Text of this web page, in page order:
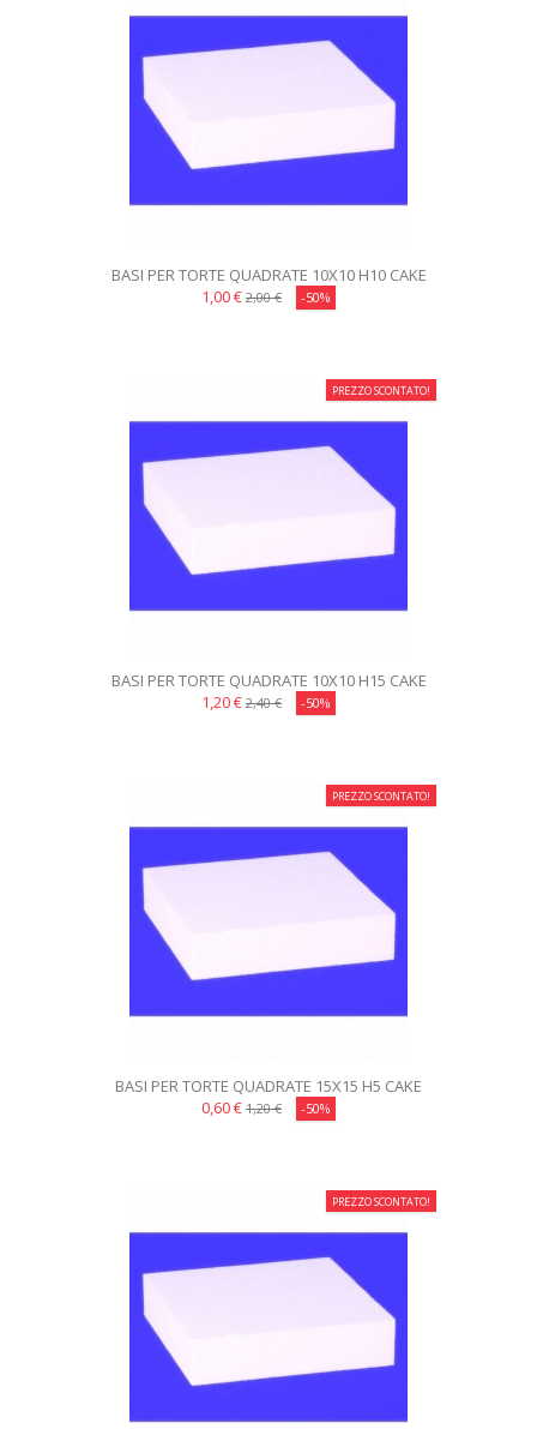
BASI PER TORTE QUADRATE 10X10 H10 CAKE
DESIGN
1,00 € 2,00 € -50%
PREZZO SCONTATO!
BASI PER TORTE QUADRATE 10X10 H15 CAKE
DESIGN
1,20 € 2,40 € -50%
PREZZO SCONTATO!
BASI PER TORTE QUADRATE 15X15 H5 CAKE
DESIGN
0,60 € 1,20 € -50%
PREZZO SCONTATO!